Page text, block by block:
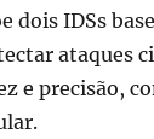
dois IDSs
ataques
e precisão,